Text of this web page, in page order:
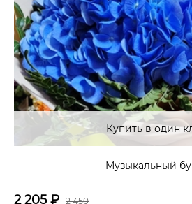
Купить в один
Музыкальный
2 205₽ 2 450